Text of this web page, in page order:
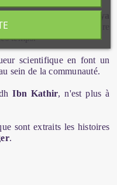
l'indique retrace l'histoire
temps.
scientifique en font un
sein de la communauté.
Ibn Kathir, n'est plus à
sont extraits les histoires
.